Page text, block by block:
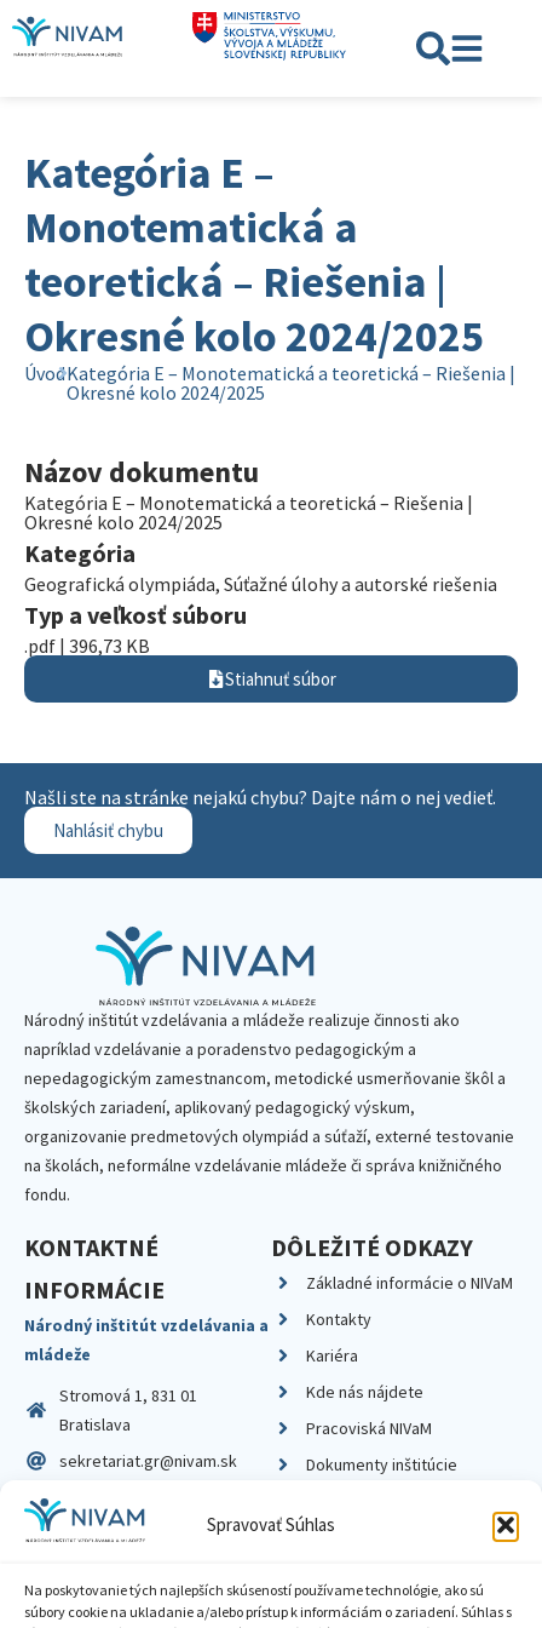
Spravovať Súhlas
Na poskytovanie tých najlepších skúseností používame technológie, ako sú
súbory cookie na ukladanie a/alebo prístup k informáciám o zariadení. Súhlas s
Kategória E –
Monotematická a
teoretická – Riešenia |
Okresné kolo 2024/2025
ÚvodKategória E – Monotematická a teoretická – Riešenia |
Okresné kolo 2024/2025
Názov dokumentu
Kategória E – Monotematická a teoretická – Riešenia |
Okresné kolo 2024/2025
Kategória
Geografická olympiáda, Súťažné úlohy a autorské riešenia
Typ a veľkosť súboru
.pdf | 396,73 KB
Stiahnuť súbor
Našli ste na stránke nejakú chybu? Dajte nám o nej vedieť.
Nahlásiť chybu
Národný inštitút vzdelávania a mládeže realizuje činnosti ako
napríklad vzdelávanie a poradenstvo pedagogickým a
nepedagogickým zamestnancom, metodické usmerňovanie škôl a
školských zariadení, aplikovaný pedagogický výskum,
organizovanie predmetových olympiád a súťaží, externé testovanie
na školách, neformálne vzdelávanie mládeže či správa knižničného
fondu.
KONTAKTNÉ
INFORMÁCIE
Národný inštitút vzdelávania a
mládeže
Stromová 1, 831 01
Bratislava
sekretariat.gr@nivam.sk
IČO: 00164348
DIČ: 2020798714
DÔLEŽITÉ ODKAZY
Základné informácie o NIVaM
Kontakty
Kariéra
Kde nás nájdete
Pracoviská NIVaM
Dokumenty inštitúcie